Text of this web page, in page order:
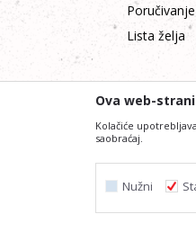
Poručivanje
Lista želja
da budemo što precizniji i
na sajtu su dio naše ponude i ne
Ova web-
Kolačiće
saobraćaj.
Nužni